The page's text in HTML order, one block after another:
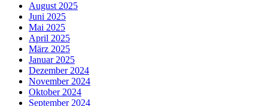
August 2025
Juni 2025
Mai 2025
April 2025
März 2025
Januar 2025
Dezember 2024
November 2024
Oktober 2024
September 2024